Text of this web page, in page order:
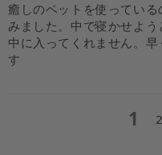
癒しのベットを使ってい
みました。中で寝かせよ
中に入ってくれません。
す
1 2